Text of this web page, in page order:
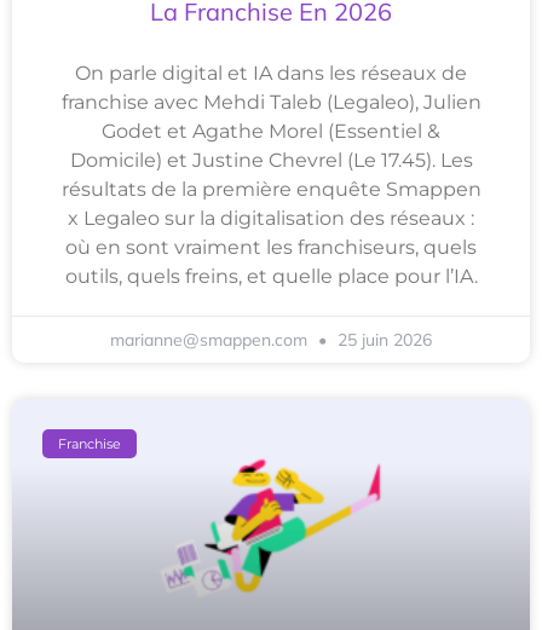
La Franchise En 2026
On parle digital et IA dans les réseaux de
franchise avec Mehdi Taleb (Legaleo), Julien
Godet et Agathe Morel (Essentiel &
Domicile) et Justine Chevrel (Le 17.45). Les
résultats de la première enquête Smappen
x Legaleo sur la digitalisation des réseaux :
où en sont vraiment les franchiseurs, quels
outils, quels freins, et quelle place pour l’IA.
marianne@smappen.com 25 juin 2026
Franchise